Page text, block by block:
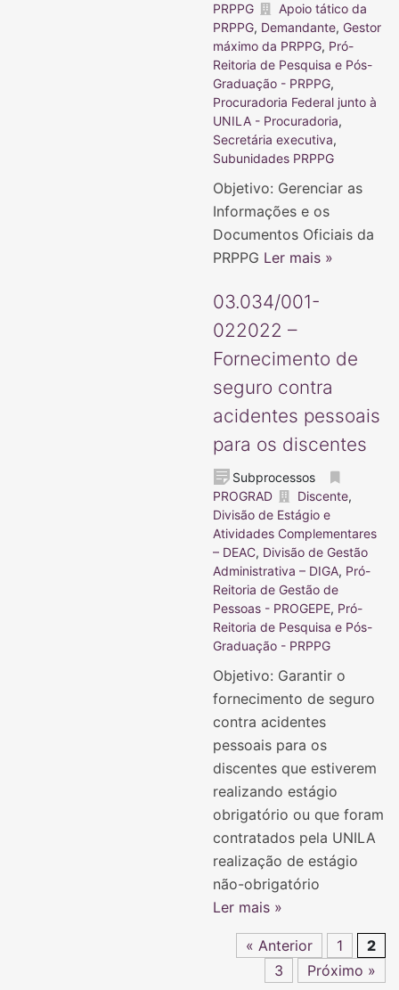
PRPPG
Apoio tático da
PRPPG, Demandante, Gestor
máximo da PRPPG, Pró-
Reitoria de Pesquisa e Pós-
Graduação - PRPPG,
Procuradoria Federal junto à
UNILA - Procuradoria,
Secretária executiva,
Subunidades PRPPG
Objetivo: Gerenciar as
Informações e os
Documentos Oficiais da
PRPPG Ler mais »
03.034/001-
022022 –
Fornecimento de
seguro contra
acidentes pessoais
para os discentes
Subprocessos
PROGRAD
Discente,
Divisão de Estágio e
Atividades Complementares
– DEAC, Divisão de Gestão
Administrativa – DIGA, Pró-
Reitoria de Gestão de
Pessoas - PROGEPE, Pró-
Reitoria de Pesquisa e Pós-
Graduação - PRPPG
Objetivo: Garantir o
fornecimento de seguro
contra acidentes
pessoais para os
discentes que estiverem
realizando estágio
obrigatório ou que foram
contratados pela UNILA
realização de estágio
não-obrigatório
Ler mais »
« Anterior 1
2
3
Próximo »